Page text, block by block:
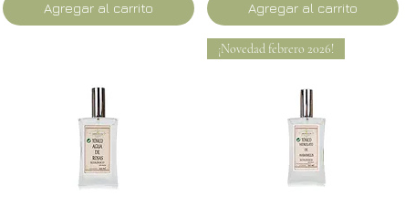
Agregar al carrito Agregar al carrito
¡Novedad febrero 2026!